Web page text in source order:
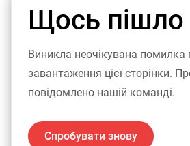
Щось пішло
Виникла неочікувана помилка
завантаження цієї сторінки.
повідомлено нашій команді.
Спробувати знову